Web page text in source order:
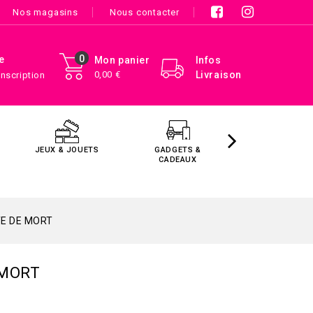
Nos magasins Nous contacter
Infos
Livraison
Mon panier
0,00 €
0
JEUX & JOUETS
GADGETS &
CADEAUX
DE MORT